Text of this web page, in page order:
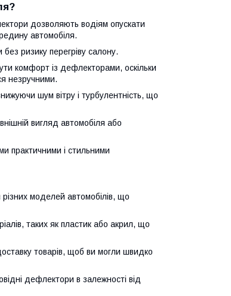
дозволяють водіям опускати
автомобіля.
ризику перегріву салону.
комфорт із дефлекторами, оскільки
незручними.
шум вітру і турбулентність, що
вигляд автомобіля або
практичними і стильними
моделей автомобілів, що
таких як пластик або акрил, що
товарів, щоб ви могли швидко
дефлектори в залежності від